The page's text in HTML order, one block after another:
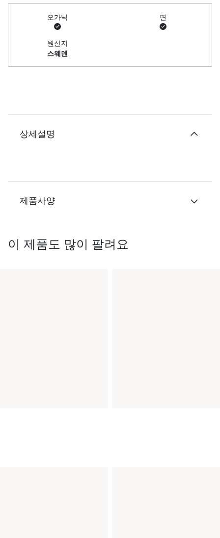
오가닉 면
원산지
스웨덴
상세설명
제품사양
이 제품도 많이 팔려요